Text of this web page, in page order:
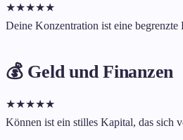
★★★★★
Deine Konzentration ist eine begrenzte
💰 Geld und Finanzen
★★★★★
Können ist ein stilles Kapital, das sich